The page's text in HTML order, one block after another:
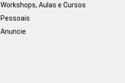
Workshops, Aulas e Cursos
Pessoais
Anuncie